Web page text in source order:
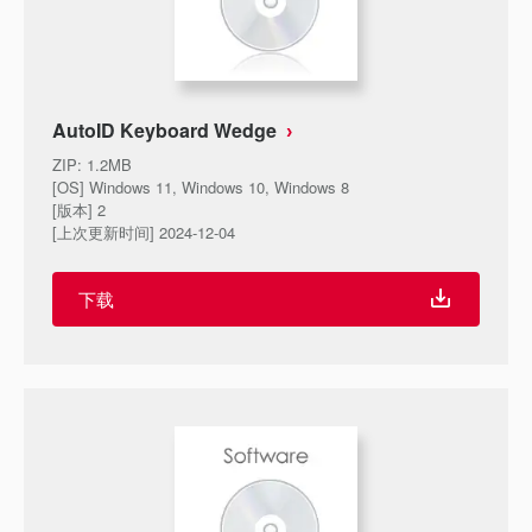
AutoID Keyboard Wedge
ZIP: 1.2MB
[OS] Windows 11, Windows 10, Windows 8
[版本] 2
[上次更新时间] 2024-12-04
下载